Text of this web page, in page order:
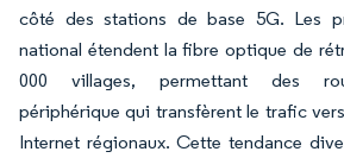
côté des stations de base 5G. Les
national étendent la fibre optique de
000 villages, permettant des
périphérique qui transfèrent le trafic
Internet régionaux. Cette tendance